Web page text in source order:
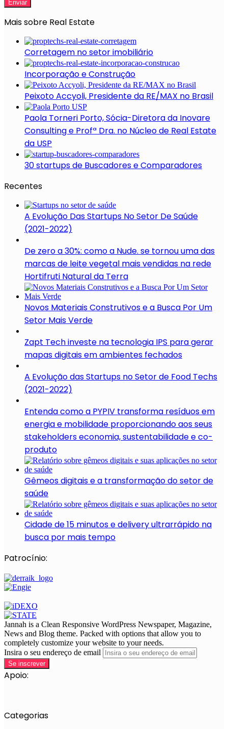
Mais sobre Real Estate
Corretagem no setor imobiliário
Incorporação e Construção
Peixoto Accyoli, Presidente da RE/MAX no Brasil
Paola Torneri Porto, Sócia-Diretora da Inovare
Consulting e Profª Dra. no Núcleo de Real Estate
da USP
30 startups de Buscadores e Comparadores
Recentes
A Evolução Das Startups No Setor De Saúde
(2021-2022)
De zero a 30%: como a Nude. se tornou uma das
marcas de leite vegetal mais vendidas na rede
Hortifruti Natural da Terra
Novos Materiais Construtivos e a Busca Por Um
Setor Mais Verde
Zapt Tech investe na tecnologia IPS para gerar
mapas digitais em ambientes fechados
A Evolução das Startups no Setor de Food Techs
(2021-2022)
Entenda como a PYPIV transforma resíduos em
energia e mobilidade proporcionando aos seus
stakeholders economia, sustentabilidade e co-
produto
Gêmeos digitais e a transformação do setor de
saúde
Cidade de 15 minutos e delivery ultrarrápido na
busca por mais tempo
Patrocínio:
Jannah is a Clean Responsive WordPress Newspaper, Magazine,
News and Blog theme. Packed with options that allow you to
completely customize your website to your needs.
Insira o seu endereço de email
Apoio:
Categorias